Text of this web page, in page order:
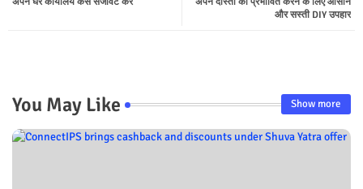
tsap
और सस्ती DIY उपहार
You May Like Show more